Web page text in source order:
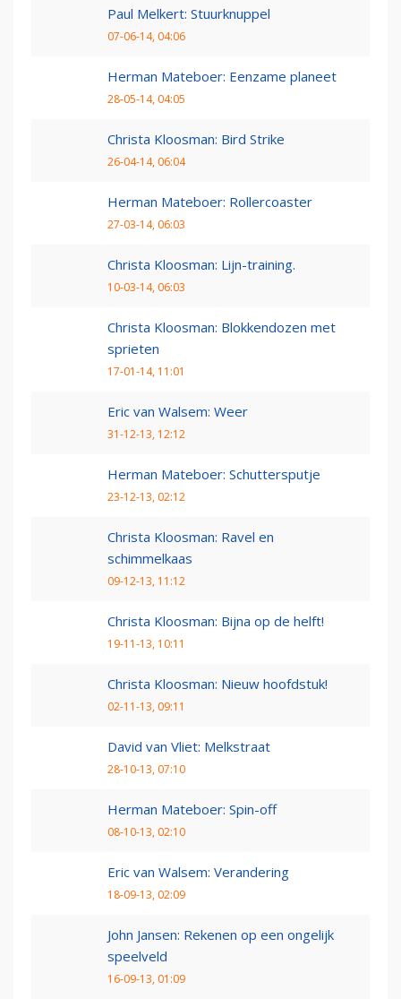
Paul Melkert: Stuurknuppel
07-06-14, 04:06
Herman Mateboer: Eenzame planeet
28-05-14, 04:05
Christa Kloosman: Bird Strike
26-04-14, 06:04
Herman Mateboer: Rollercoaster
27-03-14, 06:03
Christa Kloosman: Lijn-training.
10-03-14, 06:03
Christa Kloosman: Blokkendozen met
sprieten
17-01-14, 11:01
Eric van Walsem: Weer
31-12-13, 12:12
Herman Mateboer: Schuttersputje
23-12-13, 02:12
Christa Kloosman: Ravel en
schimmelkaas
09-12-13, 11:12
Christa Kloosman: Bijna op de helft!
19-11-13, 10:11
Christa Kloosman: Nieuw hoofdstuk!
02-11-13, 09:11
David van Vliet: Melkstraat
28-10-13, 07:10
Herman Mateboer: Spin-off
08-10-13, 02:10
Eric van Walsem: Verandering
18-09-13, 02:09
John Jansen: Rekenen op een ongelijk
speelveld
16-09-13, 01:09